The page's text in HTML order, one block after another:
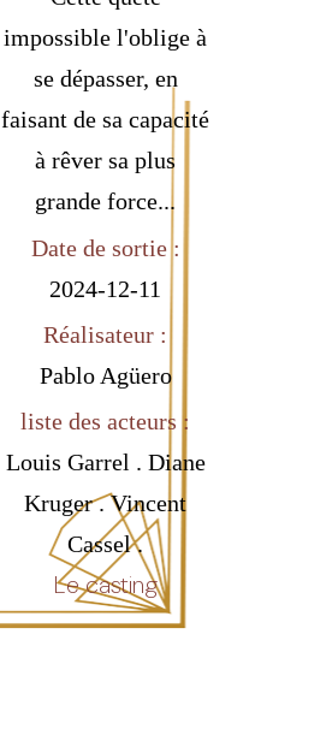
impossible l'oblige à
se dépasser, en
faisant de sa capacité
à rêver sa plus
grande force...
Date de sortie :
2024-12-11
Réalisateur :
Pablo Agüero
liste des acteurs :
Louis Garrel . Diane
Kruger . Vincent
Cassel .
Le casting